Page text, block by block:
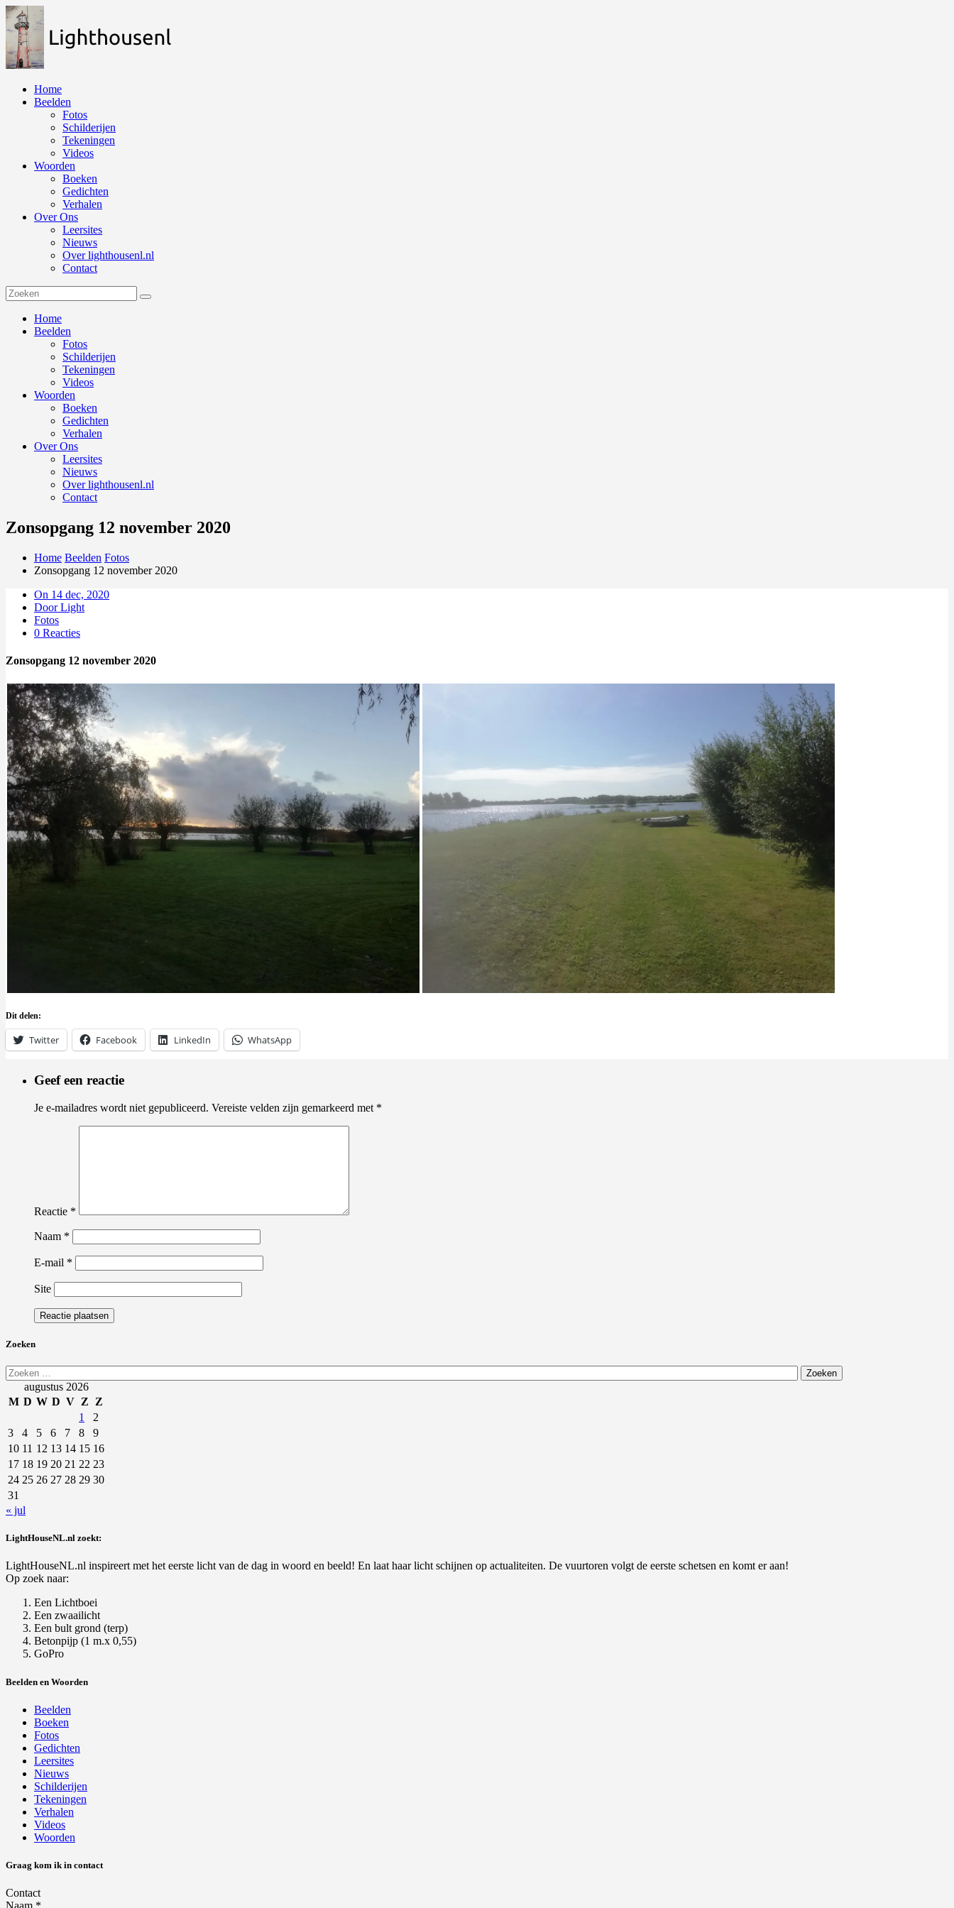
Naar
de
inhoud
springen
Home
Beelden
Fotos
Schilderijen
Tekeningen
Videos
Woorden
Boeken
Gedichten
Verhalen
Over Ons
Leersites
Nieuws
Over lighthousenl.nl
Contact
Home
Beelden
Fotos
Schilderijen
Tekeningen
Videos
Woorden
Boeken
Gedichten
Verhalen
Over Ons
Leersites
Nieuws
Over lighthousenl.nl
Contact
Zonsopgang 12 november 2020
Home Beelden Fotos
Zonsopgang 12 november 2020
On 14 dec, 2020
Door Light
Fotos
0 Reacties
Zonsopgang 12 november 2020
Dit delen:
Twitter Facebook LinkedIn WhatsApp
Geef een reactie
Je e-mailadres wordt niet gepubliceerd. Vereiste velden zijn gemarkeerd met *
Reactie *
Naam *
E-mail *
Site
Zoeken
Zoeken
naar:augustus 2026
M D W D V Z
Z
1
2
3
4 5 6 7 8
9
10 11 12 13 14 15 16
17 18 19 20 21 22 23
24 25 26 27 28 29 30
31
« jul
LightHouseNL.nl zoekt:
LightHouseNL.nl inspireert met het eerste licht van de dag in woord en beeld! En laat haar licht schijnen op actualiteiten. De vuurtoren volgt de eerste schetsen en komt er aan!
Op zoek naar:
Een Lichtboei
Een zwaailicht
Een bult grond (terp)
Betonpijp (1 m.x 0,55)
GoPro
Beelden en Woorden
Beelden
Boeken
Fotos
Gedichten
Leersites
Nieuws
Schilderijen
Tekeningen
Verhalen
Videos
Woorden
Graag kom ik in contact
Contact